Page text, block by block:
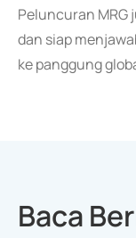
Peluncuran MRG
dan siap
ke panggung
Baca